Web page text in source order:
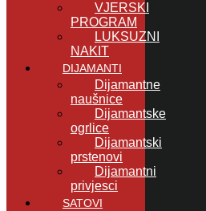
VJERSKI
PROGRAM
LUKSUZNI
NAKIT
DIJAMANTI
Dijamantne
naušnice
Dijamantske
ogrlice
Dijamantski
prstenovi
Dijamantni
privjesci
SATOVI